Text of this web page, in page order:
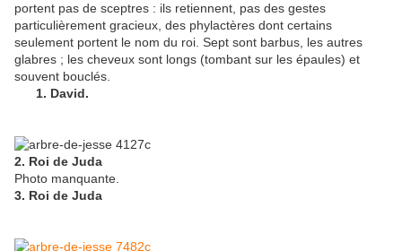
portent pas de sceptres : ils retiennent, pas des gestes
particulièrement gracieux, des phylactères dont certains
seulement portent le nom du roi. Sept sont barbus, les autres
glabres ; les cheveux sont longs (tombant sur les épaules) et
souvent bouclés.
1. David.
2. Roi de Juda
Photo manquante.
3. Roi de Juda